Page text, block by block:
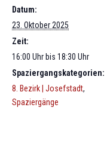
Datum:
23. Oktober 2025
Zeit:
16:00 Uhr bis 18:30 Uhr
Spaziergangskategorien:
8. Bezirk | Josefstadt,
Spaziergänge